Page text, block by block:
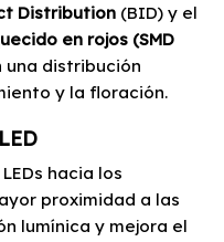
Distribution (BID) y el
en rojos (SMD
distribución
y la floración.
hacia los
proximidad a las
lumínica y mejora el